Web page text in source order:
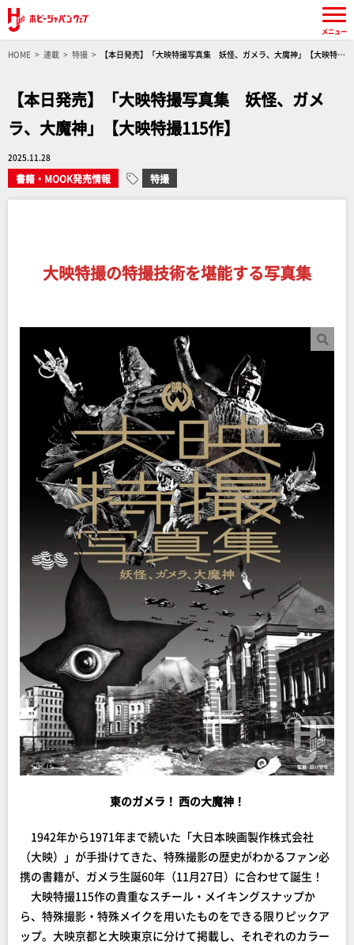
HOME 連載 特撮
【本日発売】「大映特撮写真集 妖怪、ガメラ、大魔神」【大映特撮
【本日発売】「大映特撮写真集 妖怪、ガメ
ラ、大魔神」【大映特撮115作】
2025.11.28
書籍・MOOK発売情報 特撮
大映特撮の特撮技術を堪能する写真集
東のガメラ！ 西の大魔神！
1942年から1971年まで続いた「大日本映画製作株式会社
（大映）」が手掛けてきた、特殊撮影の歴史がわかるファン必
携の書籍が、ガメラ生誕60年（11月27日）に合わせて誕生！
大映特撮115作の貴重なスチール・メイキングスナップか
ら、特殊撮影・特殊メイクを用いたものをできる限りピックア
ップ。大映京都と大映東京に分けて掲載し、それぞれのカラー
メニュー